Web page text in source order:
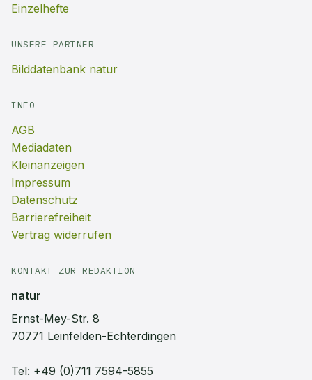
Einzelhefte
UNSERE PARTNER
Bilddatenbank natur
INFO
AGB
Mediadaten
Kleinanzeigen
Impressum
Datenschutz
Barrierefreiheit
Vertrag widerrufen
KONTAKT ZUR REDAKTION
natur
Ernst-Mey-Str. 8
70771 Leinfelden-Echterdingen
Tel: +49 (0)711 7594-5855